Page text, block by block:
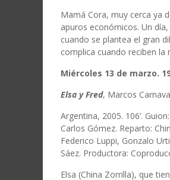
Mamá Cora, muy cerca ya
apuros económicos. Un
cuando se plantea el gran
complica cuando reciben la
Miércoles 13 de marzo.
Elsa y Fred, Marcos
Argentina, 2005. 106’.
Carlos Gómez. Reparto:
Federico Luppi, Gonzalo
Sáez. Productora:
Elsa (China Zorrilla), que